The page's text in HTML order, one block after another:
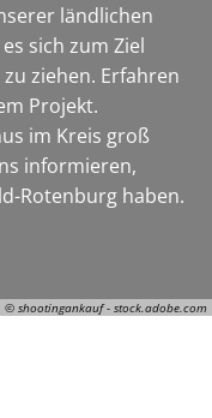
© shootingankauf - stock.adobe.com
ländlichen
sich zum Ziel
ziehen. Erfahren
Projekt.
im Kreis groß
informieren,
Rotenburg haben.